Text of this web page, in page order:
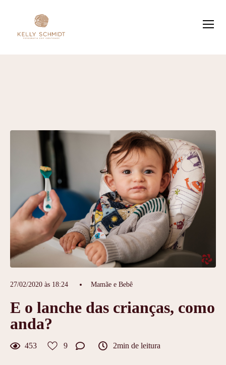
27/02/2020 às 18:24 Mamãe e Bebê
E o lanche das crianças, como
anda?
453 9 2min de leitura